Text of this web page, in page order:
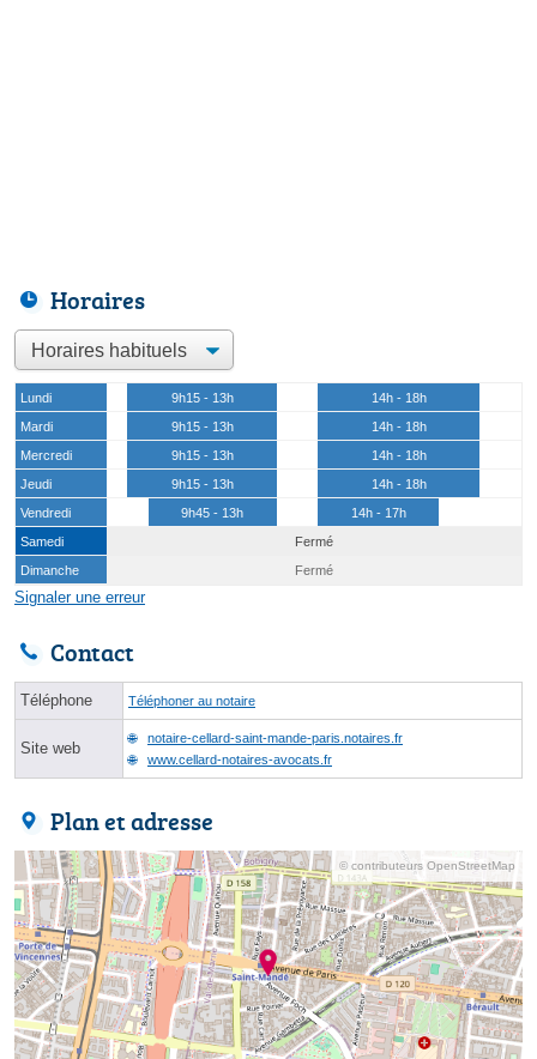
Horaires
Lundi 9h15 - 13h
14h - 18h
Mardi
9h15 - 13h
14h - 18h
Mercredi
9h15 - 13h
14h - 18h
Jeudi
9h15 - 13h
14h - 18h
Vendredi
9h45 - 13h
14h - 17h
Samedi
Fermé
Dimanche
Fermé
Signaler une erreur
Contact
Téléphone Téléphoner au notaire
Site web
notaire-cellard-saint-mande-paris.notaires.fr
www.cellard-notaires-avocats.fr
Plan et adresse
© contributeurs OpenStreetMap